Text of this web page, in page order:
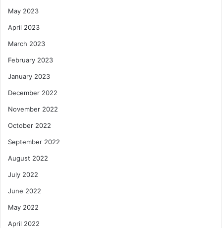
May 2023
April 2023
March 2023
February 2023
January 2023
December 2022
November 2022
October 2022
September 2022
August 2022
July 2022
June 2022
May 2022
April 2022